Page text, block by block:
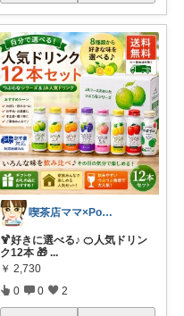
喫茶店ママ×Pocochaライバー♡まや
🍹好きに選べる♪ 🍊人気ドリン
ク12本 🎁 ...
￥ 2,730
0 0 2